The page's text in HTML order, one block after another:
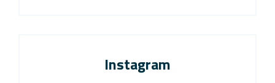
Instagram